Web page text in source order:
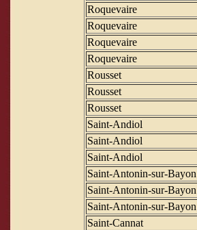
Roquevaire
Roquevaire
Roquevaire
Roquevaire
Rousset
Rousset
Rousset
Saint-Andiol
Saint-Andiol
Saint-Andiol
Saint-Antonin-sur-Bayon
Saint-Antonin-sur-Bayon
Saint-Antonin-sur-Bayon
Saint-Cannat